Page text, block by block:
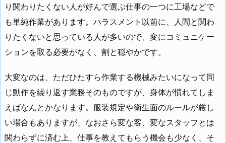
り関わりたくない人が好んで選ぶ仕事の一つに工場などで
も単純作業があります。ハラスメント以前に、人間と関わ
りたくないと思っている人が多いので、変にコミュニケー
ションを取る必要がなく、割と穏やかです。
大変なのは、ただひたすら作業する機械みたいになって同
じ動作を繰り返す業務そのものですが、身体が慣れてしま
えばなんとかなります。服装規定や衛生面のルールが厳し
い場合もありますが、なおさら変な客、変なスタッフとは
関わらずに済む上、仕事を教えてもらう機会も少なく、そ